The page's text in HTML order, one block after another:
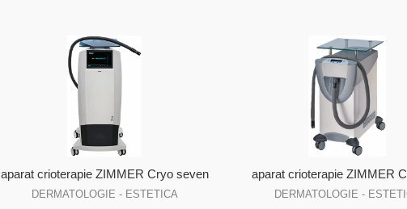
aparat crioterapie ZIMMER Cryo seven
DERMATOLOGIE - ESTETICA
aparat crioterapie ZIMMER
DERMATOLOGIE -